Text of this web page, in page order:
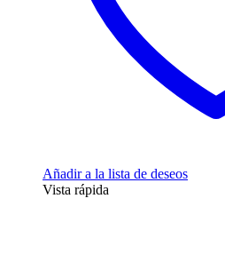
Añadir a la lista de deseos
Vista rápida